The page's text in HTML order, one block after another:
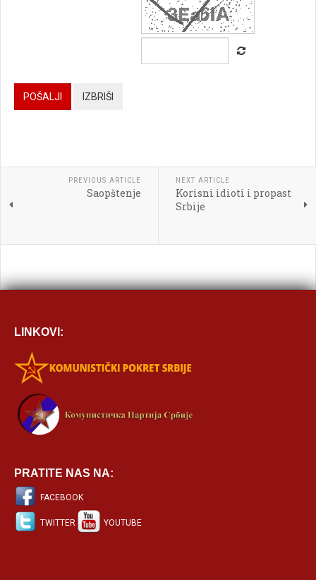


POŠALJI IZBRIŠI
PREVIOUS ARTICLE
Saopštenje
NEXT ARTICLE
Korisni idioti i propast
Srbije
LINKOVI:
PRATITE NAS NA:
FACEBOOK
TWITTER YOUTUBE